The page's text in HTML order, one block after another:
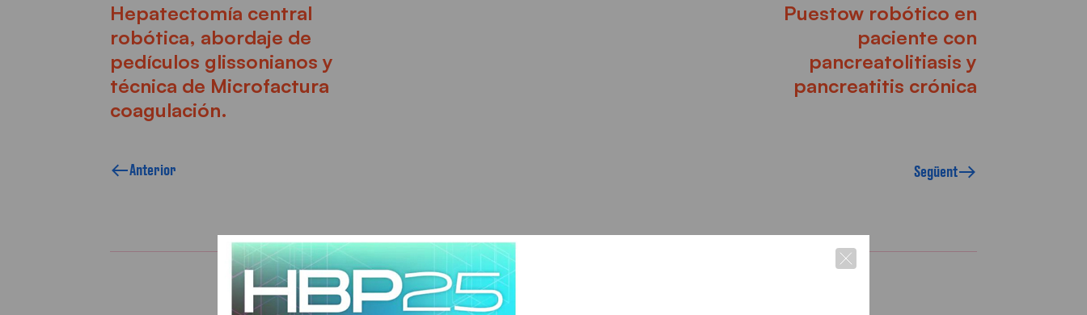
Hepatectomía central
robótica, abordaje de
pedículos glissonianos y
técnica de Microfactura
coagulación.
Anterior
Puestow robótico en
paciente con
pancreatolitiasis y
pancreatitis crónica
Següent